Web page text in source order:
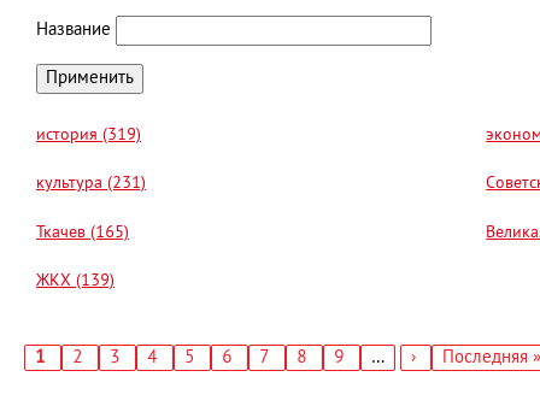
Название
история (319)
культура (231)
Ткачев (165)
ЖКХ (139)
Текущая
1 Страница
2 Страница
3 Страница
4 Страница
5 Страница
6 Страница
7 Страница
8 Страница
9 …
Следующая
›
Последняя
Последняя »